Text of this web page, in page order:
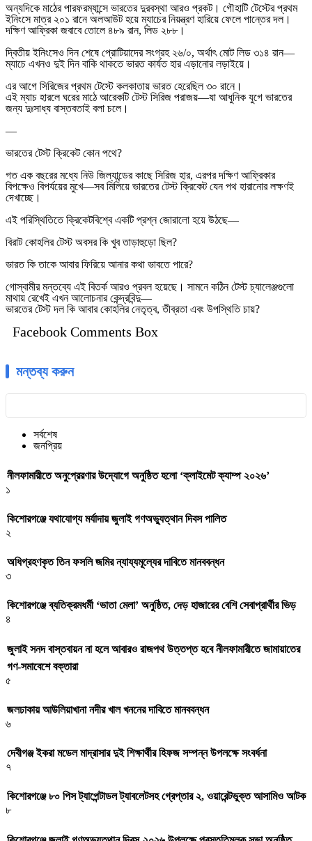
অন্যদিকে মাঠের পারফরম্যান্সে ভারতের দুরবস্থা আরও প্রকট। গৌহাটি টেস্টের প্রথম
ইনিংসে মাত্র ২০১ রানে অলআউট হয়ে ম্যাচের নিয়ন্ত্রণ হারিয়ে ফেলে পান্তের দল।
দক্ষিণ আফ্রিকা জবাবে তোলে ৪৮৯ রান, লিড ২৮৮।
দ্বিতীয় ইনিংসেও দিন শেষে প্রোটিয়াদের সংগ্রহ ২৬/০, অর্থাৎ মোট লিড ৩১৪ রান—
ম্যাচে এখনও দুই দিন বাকি থাকতে ভারত কার্যত হার এড়ানোর লড়াইয়ে।
এর আগে সিরিজের প্রথম টেস্টে কলকাতায় ভারত হেরেছিল ৩০ রানে।
এই ম্যাচ হারলে ঘরের মাঠে আরেকটি টেস্ট সিরিজ পরাজয়—যা আধুনিক যুগে ভারতের
জন্য দুঃসাধ্য বাস্তবতাই বলা চলে।
—
ভারতের টেস্ট ক্রিকেট কোন পথে?
গত এক বছরের মধ্যে নিউ জিল্যান্ডের কাছে সিরিজ হার, এরপর দক্ষিণ আফ্রিকার
বিপক্ষেও বিপর্যয়ের মুখে—সব মিলিয়ে ভারতের টেস্ট ক্রিকেট যেন পথ হারানোর লক্ষণই
দেখাচ্ছে।
এই পরিস্থিতিতে ক্রিকেটবিশ্বে একটি প্রশ্ন জোরালো হয়ে উঠছে—
বিরাট কোহলির টেস্ট অবসর কি খুব তাড়াহুড়ো ছিল?
ভারত কি তাকে আবার ফিরিয়ে আনার কথা ভাবতে পারে?
গোস্বামীর মন্তব্যে এই বিতর্ক আরও প্রবল হয়েছে। সামনে কঠিন টেস্ট চ্যালেঞ্জগুলো
মাথায় রেখেই এখন আলোচনার কেন্দ্রবিন্দু—
ভারতের টেস্ট দল কি আবার কোহলির নেতৃত্ব, তীব্রতা এবং উপস্থিতি চায়?
Facebook Comments Box
মন্তব্য করুন
সর্বশেষ
জনপ্রিয়
নীলফামারীতে অনুপ্রেরণার উদ্যোগে অনুষ্ঠিত হলো ‘ক্লাইমেট ক্যাম্প ২০২৬’
১
কিশোরগঞ্জে যথাযোগ্য মর্যাদায় জুলাই গণঅভ্যুত্থান দিবস পালিত
২
অধিগ্রহণকৃত তিন ফসলি জমির ন্যায্যমূল্যের দাবিতে মানববন্ধন
৩
কিশোরগঞ্জে ব্যতিক্রমধর্মী ‘ভাতা মেলা’ অনুষ্ঠিত, দেড় হাজারের বেশি সেবাপ্রার্থীর ভিড়
৪
জুলাই সনদ বাস্তবায়ন না হলে আবারও রাজপথ উত্তপ্ত হবে নীলফামারীতে জামায়াতের
গণ-সমাবেশে বক্তারা
৫
জলঢাকায় আউলিয়াখানা নদীর খাল খননের দাবিতে মানববন্ধন
৬
দেবীগঞ্জ ইকরা মডেল মাদ্রাসার দুই শিক্ষার্থীর হিফজ সম্পন্ন উপলক্ষে সংবর্ধনা
৭
কিশোরগঞ্জে ৮০ পিস ট্যাপেন্টাডল ট্যাবলেটসহ গ্রেপ্তার ২, ওয়ারেন্টভুক্ত আসামিও আটক
৮